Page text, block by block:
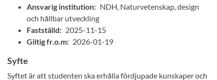
Ansvarig institution: NDH, Naturvetenskap, design
och hållbar utveckling
Fastställd: 2025-11-15
Giltig fr.o.m: 2026-01-19
Syfte
Syftet är att studenten ska erhålla fördjupade kunskaper och